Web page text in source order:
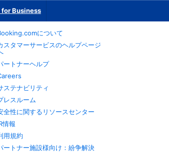
Business
について
スタマーサービスのヘルプページ
ートナーヘルプ
ステナビリティ
レスルーム
全性に関するリソースセンター
情報
用規約
ートナー施設様向け：紛争解決